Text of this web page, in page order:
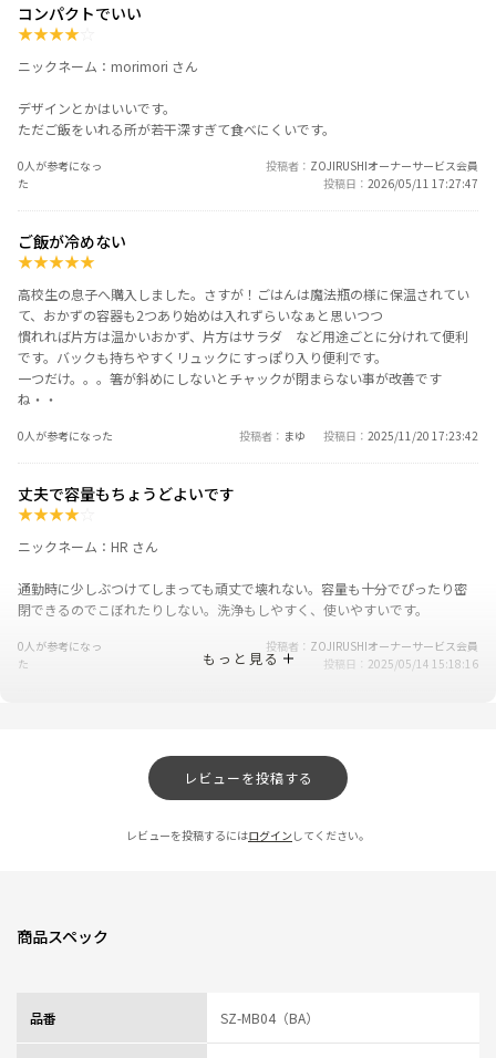
コンパクトでいい
★★★★
ニックネーム：morimori さん
デザインとかはいいです。
ただご飯をいれる所が若干深すぎて食べにくいです。
0人が参考になっ
た
投稿者
ZOJIRUSHIオーナーサービス会員
投稿日
2026/05/11 17:27:47
ご飯が冷めない
★★★★★
高校生の息子へ購入しました。さすが！ごはんは魔法瓶の様に保温されてい
て、おかずの容器も2つあり始めは入れずらいなぁと思いつつ
慣れれば片方は温かいおかず、片方はサラダ など用途ごとに分けれて便利
です。バックも持ちやすくリュックにすっぽり入り便利です。
一つだけ。。。箸が斜めにしないとチャックが閉まらない事が改善です
ね・・
0人が参考になった 投稿者 まゆ 投稿日 2025/11/20 17:23:42
丈夫で容量もちょうどよいです
★★★★
ニックネーム：HR さん
通勤時に少しぶつけてしまっても頑丈で壊れない。容量も十分でぴったり密
閉できるのでこぼれたりしない。洗浄もしやすく、使いやすいです。
0人が参考になっ
た
投稿者
ZOJIRUSHIオーナーサービス会員
投稿日
2025/05/14 15:18:16
ニックネーム：こじけん さん
もっと見る
レビューを投稿する
レビューを投稿するにはログイン してください。
商品スペック
品番 SZ-MB04（BA）